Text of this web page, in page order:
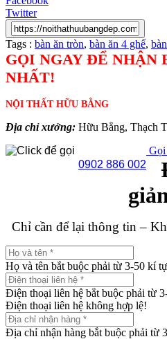
Twitter
Tags : bàn ăn tròn, bàn ăn 4 ghế,
GỌI NGAY ĐỂ NHẬN
NHẤT!
NỘI THẤT HỮU BẰNG
Địa chỉ xưởng: Hữu Bằng, Thạch
0902 886 002
Gọi
Chỉ cần để lại thông tin –
Họ và tên bắt buộc phải từ 3-50 kí
Điện thoại liên hệ bắt buộc phải từ
Điện thoại liên hệ không hợp lệ!
Địa chỉ nhận hàng bắt buộc phải từ